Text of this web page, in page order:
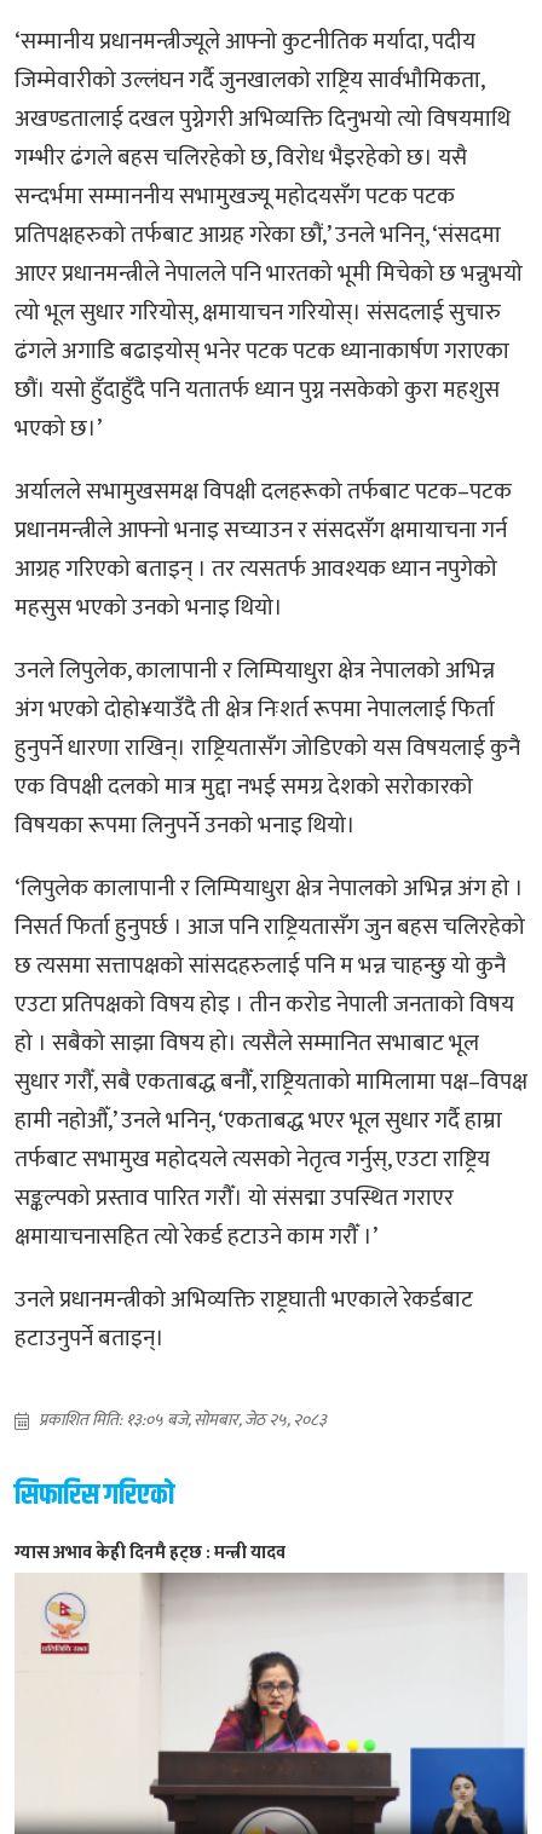
‘सम्मानीय प्रधानमन्त्रीज्यूले आफ्नो कुटनीतिक मर्यादा, पदीय
जिम्मेवारीको उल्लंघन गर्दै जुनखालको राष्ट्रिय सार्वभौमिकता,
अखण्डतालाई दखल पुग्नेगरी अभिव्यक्ति दिनुभयो त्यो विषयमाथि
गम्भीर ढंगले बहस चलिरहेको छ, विरोध भैइरहेको छ। यसै
सन्दर्भमा सम्माननीय सभामुखज्यू महोदयसँग पटक पटक
प्रतिपक्षहरुको तर्फबाट आग्रह गरेका छौं,’ उनले भनिन्, ‘संसदमा
आएर प्रधानमन्त्रीले नेपालले पनि भारतको भूमी मिचेको छ भन्नुभयो
त्यो भूल सुधार गरियोस्, क्षमायाचन गरियोस्। संसदलाई सुचारु
ढंगले अगाडि बढाइयोस् भनेर पटक पटक ध्यानाकार्षण गराएका
छौं। यसो हुँदाहुँदै पनि यतातर्फ ध्यान पुग्न नसकेको कुरा महशुस
भएको छ।’
अर्यालले सभामुखसमक्ष विपक्षी दलहरूको तर्फबाट पटक–पटक
प्रधानमन्त्रीले आफ्नो भनाइ सच्याउन र संसदसँग क्षमायाचना गर्न
आग्रह गरिएको बताइन् । तर त्यसतर्फ आवश्यक ध्यान नपुगेको
महसुस भएको उनको भनाइ थियो।
उनले लिपुलेक, कालापानी र लिम्पियाधुरा क्षेत्र नेपालको अभिन्न
अंग भएको दोहो¥याउँदै ती क्षेत्र निःशर्त रूपमा नेपाललाई फिर्ता
हुनुपर्ने धारणा राखिन्। राष्ट्रियतासँग जोडिएको यस विषयलाई कुनै
एक विपक्षी दलको मात्र मुद्दा नभई समग्र देशको सरोकारको
विषयका रूपमा लिनुपर्ने उनको भनाइ थियो।
‘लिपुलेक कालापानी र लिम्पियाधुरा क्षेत्र नेपालको अभिन्न अंग हो ।
निसर्त फिर्ता हुनुपर्छ । आज पनि राष्ट्रियतासँग जुन बहस चलिरहेको
छ त्यसमा सत्तापक्षको सांसदहरुलाई पनि म भन्न चाहन्छु यो कुनै
एउटा प्रतिपक्षको विषय होइ । तीन करोड नेपाली जनताको विषय
हो । सबैको साझा विषय हो। त्यसैले सम्मानित सभाबाट भूल
सुधार गरौँ, सबै एकताबद्ध बनौँ, राष्ट्रियताको मामिलामा पक्ष–विपक्ष
हामी नहोऔँ,’ उनले भनिन्, ‘एकताबद्ध भएर भूल सुधार गर्दै हाम्रा
तर्फबाट सभामुख महोदयले त्यसको नेतृत्व गर्नुस्, एउटा राष्ट्रिय
सङ्कल्पको प्रस्ताव पारित गरौँ। यो संसद्मा उपस्थित गराएर
क्षमायाचनासहित त्यो रेकर्ड हटाउने काम गरौँ ।’
उनले प्रधानमन्त्रीको अभिव्यक्ति राष्ट्रघाती भएकाले रेकर्डबाट
हटाउनुपर्ने बताइन्।
प्रकाशित मिति: १३:०५ बजे, सोमबार, जेठ २५, २०८३
सिफारिस गरिएको
ग्यास अभाव केही दिनमै हट्छ : मन्त्री यादव